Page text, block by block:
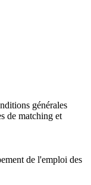
générales
de matching et
de l'emploi des